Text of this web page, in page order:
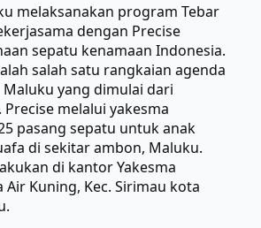
melaksanakan program Tebar
dengan Precise
sepatu kenamaan Indonesia.
salah satu rangkaian agenda
Maluku yang dimulai dari
Precise melalui yakesma
pasang sepatu untuk anak
di sekitar ambon, Maluku.
di kantor Yakesma
Air Kuning, Kec. Sirimau kota